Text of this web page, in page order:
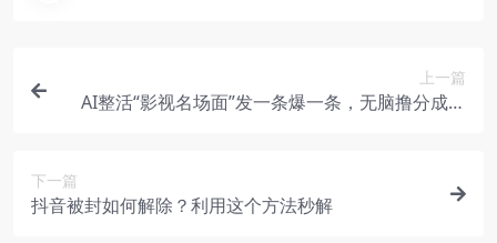
上一篇
AI整活“影视名场面”发一条爆一条，无脑撸分成收
下一篇
抖音被封如何解除？利用这个方法秒解